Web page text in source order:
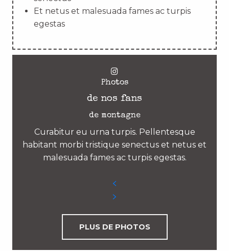
Et netus et malesuada fames ac turpis
egestas
Photos
de nos fans
de montagne
Curabitur eu urna turpis. Pellentesque
habitant morbi tristique senectus et netus et
malesuada fames ac turpis egestas.
PLUS DE PHOTOS